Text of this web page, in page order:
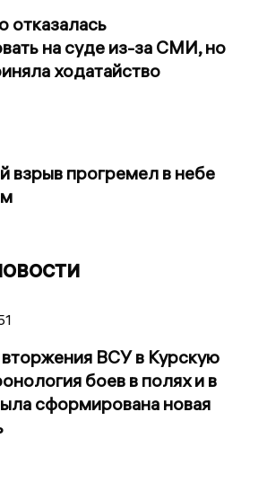
отказалась
на суде из-за СМИ, но
ходатайство
прогремел в небе
ВСУ в Курскую
боев в полях и в
сформирована новая